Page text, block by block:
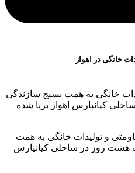
خانگی در اهواز
خانگی به همت بسیج سازندگی
کیانپارس اهواز برپا شده
و تولیدات خانگی به همت
هشت روز در ساحلی کیانپارس